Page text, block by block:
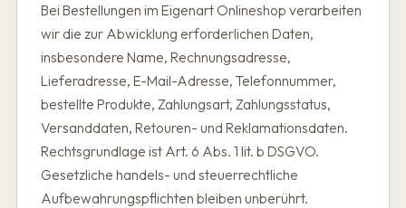
Bei Bestellungen im Eigenart Onlineshop verarbeiten
wir die zur Abwicklung erforderlichen Daten,
insbesondere Name, Rechnungsadresse,
Lieferadresse, E-Mail-Adresse, Telefonnummer,
bestellte Produkte, Zahlungsart, Zahlungsstatus,
Versanddaten, Retouren- und Reklamationsdaten.
Rechtsgrundlage ist Art. 6 Abs. 1 lit. b DSGVO.
Gesetzliche handels- und steuerrechtliche
Aufbewahrungspflichten bleiben unberührt.